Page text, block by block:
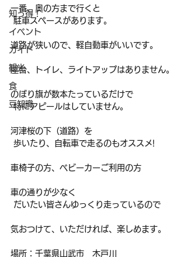
知っ得！
イベント
ガイド
観光
食
豆知識
一番、奥の方まで行くと
駐車スペースがあります。
道路が狭いので、軽自動車がいいです。
屋台、トイレ、ライトアップはありません。
のぼり旗が数本たっているだけで
特にアピールはしていません。
河津桜の下（道路）を
歩いたり、自転車で走るのもオススメ!
車椅子の方、ベビーカーご利用の方
車の通りが少なく
だいたい皆さんゆっくり走っているので
気おつけて、いただければ、楽しめます。
場所：千葉県山武市　木戸川